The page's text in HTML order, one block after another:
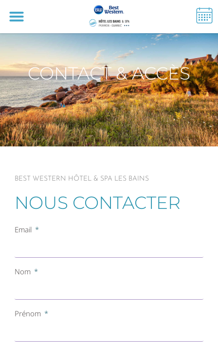
CONTACT & ACCÈS
BEST WESTERN HÔTEL & SPA LES BAINS
NOUS CONTACTER
Email
Nom
Prénom